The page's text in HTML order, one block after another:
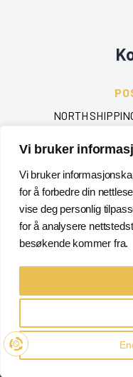
Vi bruker
Vi bruker
for å forbedre din
vise deg personlig
for å analysere
besøkende kommer fra.
NORTH
+
North Shipping AS ©